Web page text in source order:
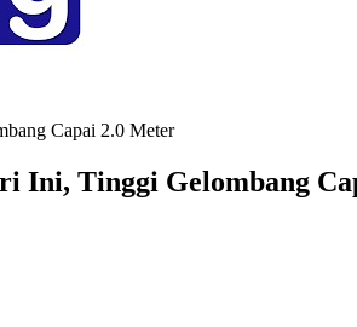
Capai 2.0 Meter
Ini, Tinggi Gelombang